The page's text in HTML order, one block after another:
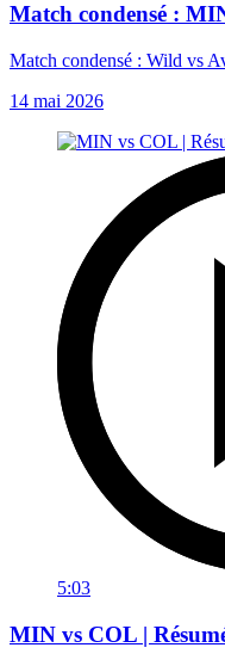
Match condensé :
Match condensé : Wild vs
14 mai 2026
5:03
MIN vs COL |